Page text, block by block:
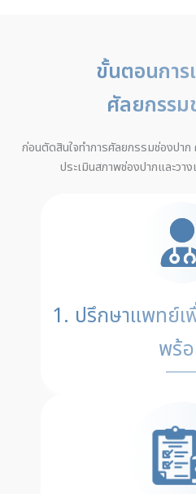
ขั้นตอนการ
ศัลยกรรม
ก่อนตัดสินใจทำการศัลยกรรมช่องปา
ประเมินสภาพช่องปากและวา
1. ปรึกษาแพทย์เ
พร้